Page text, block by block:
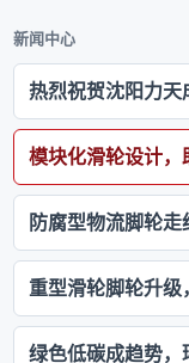
新闻中心
热烈祝贺沈阳力天
模块化滑轮设计，
防腐型物流脚轮
重型滑轮脚轮升
绿色低碳成趋势，